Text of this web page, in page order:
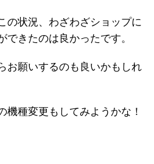
の状況、わざわざショップに
できたのは良かったです。
お願いするのも良いかもしれ
機種変更もしてみようかな！